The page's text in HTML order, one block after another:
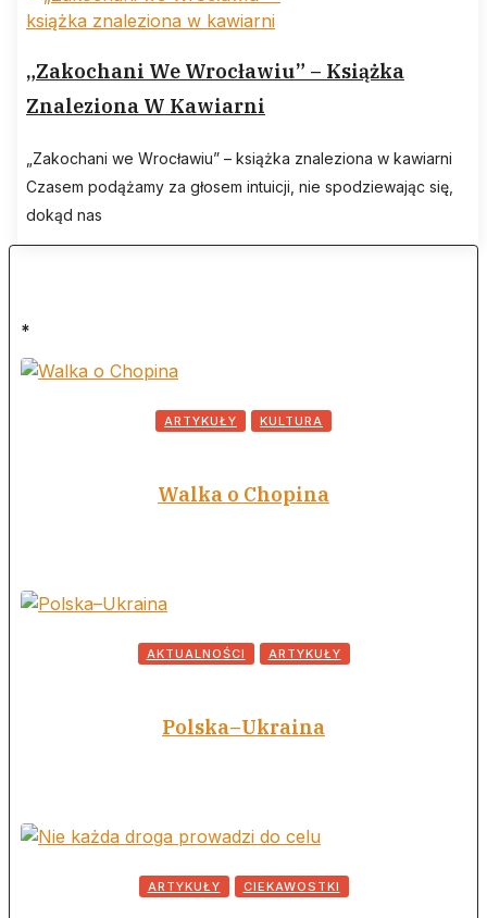
„Zakochani We Wrocławiu” – Książka
Znaleziona W Kawiarni
„Zakochani we Wrocławiu” – książka znaleziona w kawiarni
Czasem podążamy za głosem intuicji, nie spodziewając się,
dokąd nas
*
ARTYKUŁY KULTURA
Walka o Chopina
AKTUALNOŚCI ARTYKUŁY
Polska–Ukraina
ARTYKUŁY CIEKAWOSTKI